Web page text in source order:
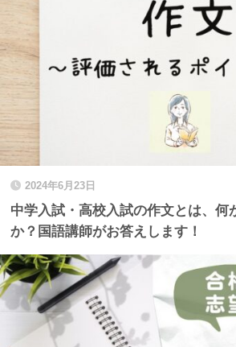
2024年6月23日
中学入試・高校入試の作文とは、何
か？国語講師がお答えします！